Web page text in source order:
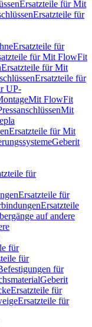
Ersatzteile für Mit
Ersatzteile für
Ersatzteile für
für Mit FlowFit
Ersatzteile für Mit
Ersatzteile für
UP-
Mit FlowFit
Mit
Ersatzteile für Mit
Geberit
für
Ersatzteile für
Ersatzteile
auf andere
für
für
für
Geberit
Ersatzteile für
Ersatzteile für